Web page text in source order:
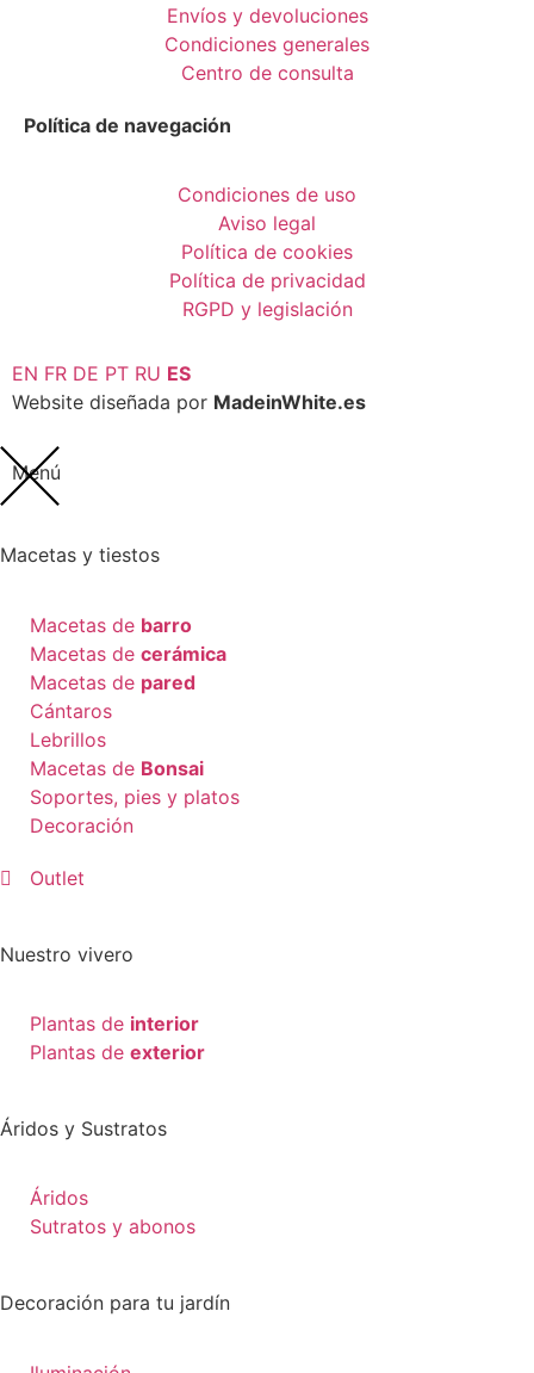
Envíos y devoluciones
Condiciones generales
Centro de consulta
Política de navegación
Condiciones de uso
Aviso legal
Política de cookies
Política de privacidad
RGPD y legislación
EN FR DE PT RU ES
Website diseñada por MadeinWhite.es
Menú
Macetas y tiestos
Macetas de barro
Macetas de cerámica
Macetas de pared
Cántaros
Lebrillos
Macetas de Bonsai
Soportes, pies y platos
Decoración
Outlet
Nuestro vivero
Plantas de interior
Plantas de exterior
Áridos y Sustratos
Áridos
Sutratos y abonos
Decoración para tu jardín